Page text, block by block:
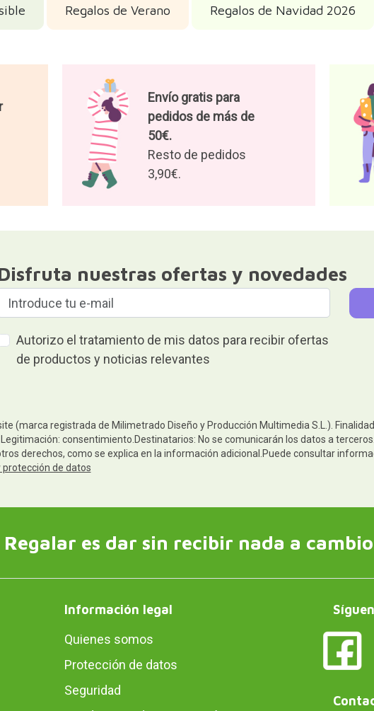
Regalos de Verano Regalos de Navidad 2026
Envío gratis para
pedidos de más de
50€.
Resto de pedidos
3,90€.
nuestras ofertas y novedades
Autorizo el tratamiento de mis datos para recibir ofertas
de productos y noticias relevantes
(marca registrada de Milimetrado Diseño y Producción Multimedia S.L.).
consentimiento.Destinatarios: No se comunicarán los datos a
derechos, como se explica en la información adicional.Puede consultar
protección de datos
Regalar es dar sin recibir nada a cambio
Información legal
Quienes somos
Protección de datos
Seguridad